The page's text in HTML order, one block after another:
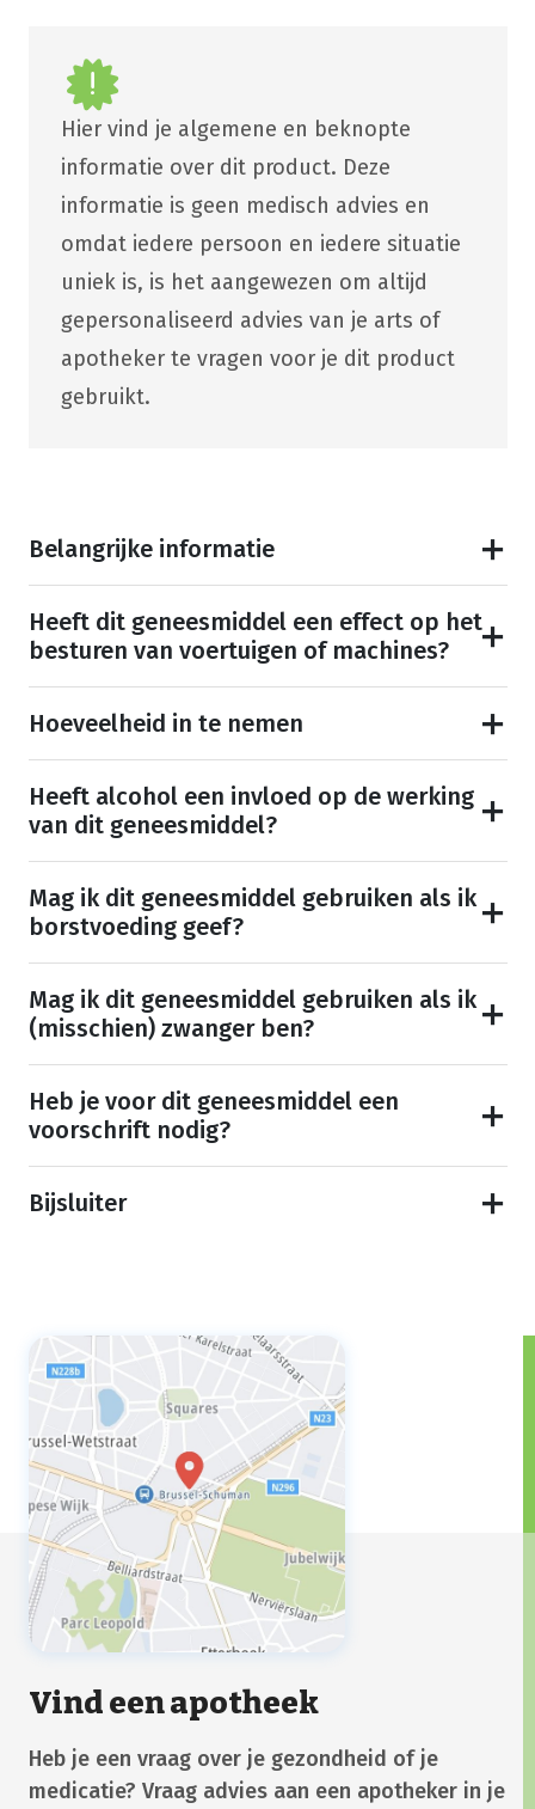
Hier vind je algemene en beknopte
informatie over dit product. Deze
informatie is geen medisch advies en
omdat iedere persoon en iedere situatie
uniek is, is het aangewezen om altijd
gepersonaliseerd advies van je arts of
apotheker te vragen voor je dit product
gebruikt.
Belangrijke informatie
Heeft dit geneesmiddel een effect op het
besturen van voertuigen of machines?
Hoeveelheid in te nemen
Heeft alcohol een invloed op de werking
van dit geneesmiddel?
Mag ik dit geneesmiddel gebruiken als ik
borstvoeding geef?
Mag ik dit geneesmiddel gebruiken als ik
(misschien) zwanger ben?
Heb je voor dit geneesmiddel een
voorschrift nodig?
Bijsluiter
Vind een apotheek
Heb je een vraag over je gezondheid of je
medicatie? Vraag advies aan een apotheker in je